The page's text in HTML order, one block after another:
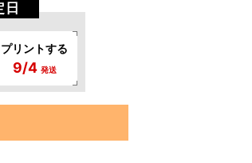
プリントする
9/4 発送